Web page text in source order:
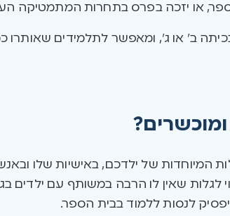
או יזכה בפרס בתחרות המתמטיקה
ב’ או ג’, ומאפשר לתלמידים
המיוחדות של ילדכם, באישיות שלו
לגלות שאין לו הרבה במשותף עם
לנסות ללמוד בבית הספר.